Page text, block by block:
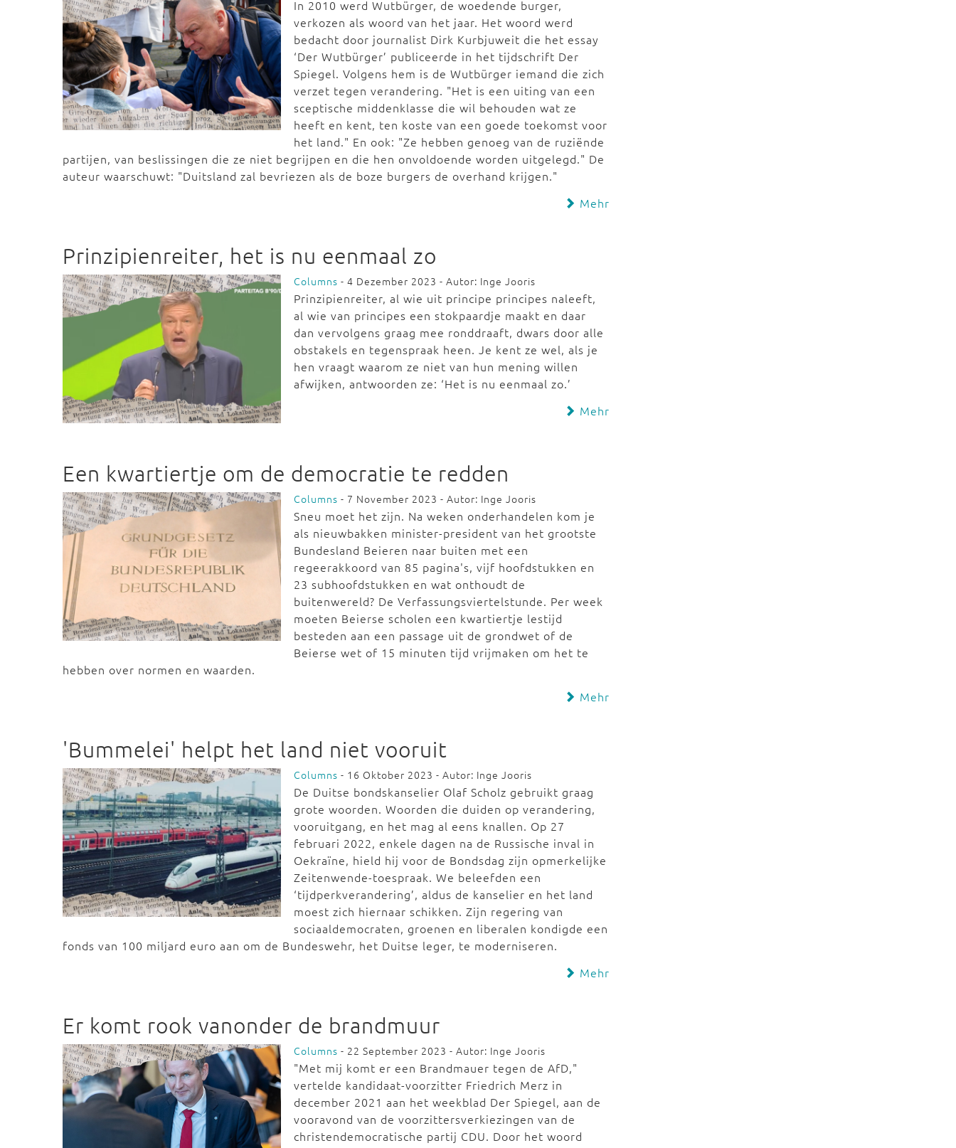
In 2010 werd Wutbürger, de woedende burger,
verkozen als woord van het jaar. Het woord werd
bedacht door journalist Dirk Kurbjuweit die het essay
‘Der Wutbürger’ publiceerde in het tijdschrift Der
Spiegel. Volgens hem is de Wutbürger iemand die zich
verzet tegen verandering. "Het is een uiting van een
sceptische middenklasse die wil behouden wat ze
heeft en kent, ten koste van een goede toekomst voor
het land." En ook: "Ze hebben genoeg van de ruziënde
partijen, van beslissingen die ze niet begrijpen en die hen onvoldoende worden uitgelegd." De
auteur waarschuwt: "Duitsland zal bevriezen als de boze burgers de overhand krijgen."
Mehr
Prinzipienreiter, het is nu eenmaal zo
Columns - 4 Dezember 2023 - Autor: Inge Jooris
Prinzipienreiter, al wie uit principe principes naleeft,
al wie van principes een stokpaardje maakt en daar
dan vervolgens graag mee ronddraaft, dwars door alle
obstakels en tegenspraak heen. Je kent ze wel, als je
hen vraagt waarom ze niet van hun mening willen
afwijken, antwoorden ze: ‘Het is nu eenmaal zo.’
Mehr
Een kwartiertje om de democratie te redden
Columns - 7 November 2023 - Autor: Inge Jooris
Sneu moet het zijn. Na weken onderhandelen kom je
als nieuwbakken minister-president van het grootste
Bundesland Beieren naar buiten met een
regeerakkoord van 85 pagina's, vijf hoofdstukken en
23 subhoofdstukken en wat onthoudt de
buitenwereld? De Verfassungsviertelstunde. Per week
moeten Beierse scholen een kwartiertje lestijd
besteden aan een passage uit de grondwet of de
Beierse wet of 15 minuten tijd vrijmaken om het te
hebben over normen en waarden.
Mehr
'Bummelei' helpt het land niet vooruit
Columns - 16 Oktober 2023 - Autor: Inge Jooris
De Duitse bondskanselier Olaf Scholz gebruikt graag
grote woorden. Woorden die duiden op verandering,
vooruitgang, en het mag al eens knallen. Op 27
februari 2022, enkele dagen na de Russische inval in
Oekraïne, hield hij voor de Bondsdag zijn opmerkelijke
Zeitenwende-toespraak. We beleefden een
‘tijdperkverandering’, aldus de kanselier en het land
moest zich hiernaar schikken. Zijn regering van
sociaaldemocraten, groenen en liberalen kondigde een
fonds van 100 miljard euro aan om de Bundeswehr, het Duitse leger, te moderniseren.
Mehr
Er komt rook vanonder de brandmuur
Columns - 22 September 2023 - Autor: Inge Jooris
"Met mij komt er een Brandmauer tegen de AfD,"
vertelde kandidaat-voorzitter Friedrich Merz in
december 2021 aan het weekblad Der Spiegel, aan de
vooravond van de voorzittersverkiezingen van de
christendemocratische partij CDU. Door het woord